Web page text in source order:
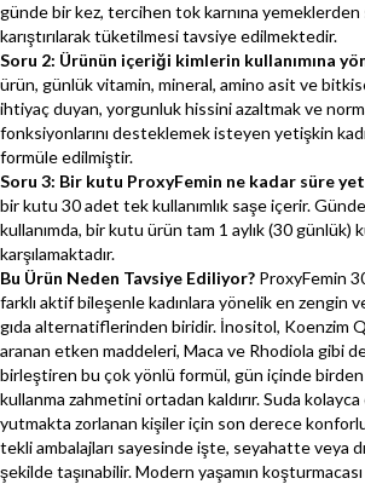
günde bir kez, tercihen tok karnına yemeklerden
karıştırılarak tüketilmesi tavsiye edilmektedir.
Soru 2: Ürünün içeriği kimlerin kullanımına
ürün, günlük vitamin, mineral, amino asit ve
ihtiyaç duyan, yorgunluk hissini azaltmak ve
fonksiyonlarını desteklemek isteyen yetişkin
formüle edilmiştir.
Soru 3: Bir kutu ProxyFemin ne kadar süre
bir kutu 30 adet tek kullanımlık saşe içerir.
kullanımda, bir kutu ürün tam 1 aylık (30 günlük)
karşılamaktadır.
Bu Ürün Neden Tavsiye Ediliyor? ProxyFemin
farklı aktif bileşenle kadınlara yönelik en zengin
gıda alternatiflerinden biridir. İnositol, Koenzim
aranan etken maddeleri, Maca ve Rhodiola gibi
birleştiren bu çok yönlü formül, gün içinde birden
kullanma zahmetini ortadan kaldırır. Suda
yutmakta zorlanan kişiler için son derece
tekli ambalajları sayesinde işte, seyahatte veya
şekilde taşınabilir. Modern yaşamın koşturmacası